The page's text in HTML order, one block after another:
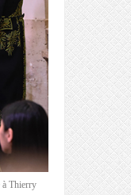
à Thierry